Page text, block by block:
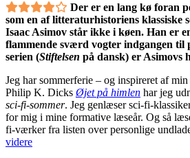
Der er en lang kø foran
som en af litteraturhistoriens klassiske
Isaac Asimov står ikke i køen. Han er
flammende sværd vogter indgangen til
serien (Stiftelsen på dansk) er Asimovs
Jeg har sommerferie – og inspireret af
Philip K. Dicks Øjet på himlen har jeg
sci-fi-sommer. Jeg genlæser sci-fi-
for mig i mine formative læseår. Og så
fi-værker fra listen over personlige
videre